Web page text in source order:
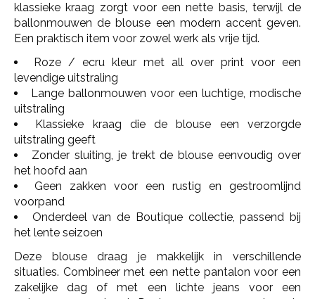
klassieke kraag zorgt voor een nette basis, terwijl de
ballonmouwen de blouse een modern accent geven.
Een praktisch item voor zowel werk als vrije tijd.
Roze / ecru kleur met all over print voor een
levendige uitstraling
Lange ballonmouwen voor een luchtige, modische
uitstraling
Klassieke kraag die de blouse een verzorgde
uitstraling geeft
Zonder sluiting, je trekt de blouse eenvoudig over
het hoofd aan
Geen zakken voor een rustig en gestroomlijnd
voorpand
Onderdeel van de Boutique collectie, passend bij
het lente seizoen
Deze blouse draag je makkelijk in verschillende
situaties. Combineer met een nette pantalon voor een
zakelijke dag of met een lichte jeans voor een